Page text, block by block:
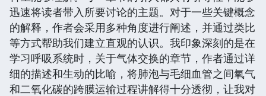
迅速将读者带入所要讨论的主题。对于一些关键概念
的解释，作者会采用多种角度进行阐述，并通过类比
等方式帮助我们建立直观的认识。我印象深刻的是在
学习呼吸系统时，关于气体交换的章节，作者通过详
细的描述和生动的比喻，将肺泡与毛细血管之间氧气
和二氧化碳的跨膜运输过程讲解得十分透彻，让我对